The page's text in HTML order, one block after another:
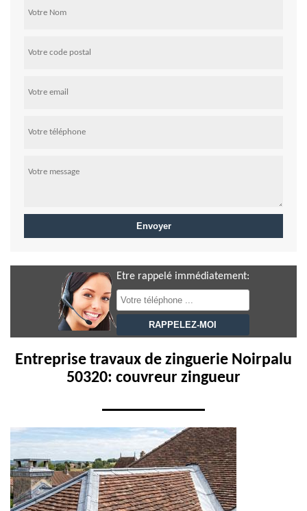
Etre rappelé immédiatement:
Entreprise travaux de zinguerie Noirpalu
50320: couvreur zingueur